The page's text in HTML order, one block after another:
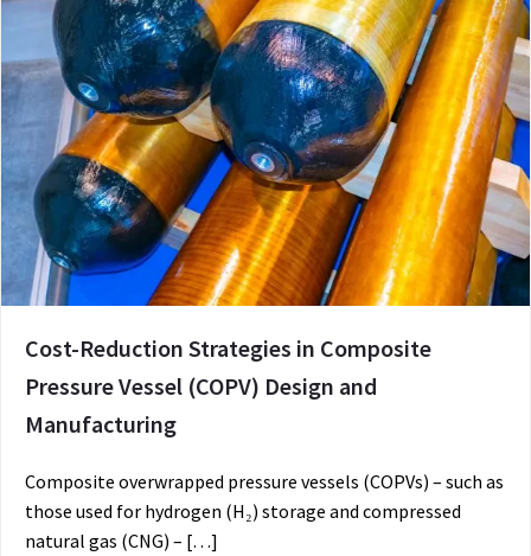
Cost-Reduction Strategies in Composite
Pressure Vessel (COPV) Design and
Manufacturing
Composite overwrapped pressure vessels (COPVs) – such as
those used for hydrogen (H₂) storage and compressed
natural gas (CNG) – […]